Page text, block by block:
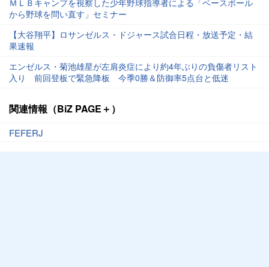
から野球を問い直す」セミナー
【大谷翔平】ロサンゼルス・ドジャース試合日程・放送予定・結
果速報
エンゼルス・菊池雄星が左肩炎症により約4年ぶりの負傷者リスト
入り 前回登板で緊急降板 今季0勝＆防御率5点台と低迷
関連情報（BiZ PAGE＋）
FEFERJ